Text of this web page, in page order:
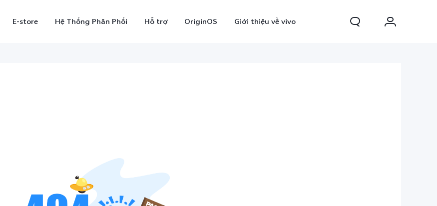
E-store Hệ Thống Phân Phối Hỗ trợ OriginOS Giới thiệu về vivo
V70